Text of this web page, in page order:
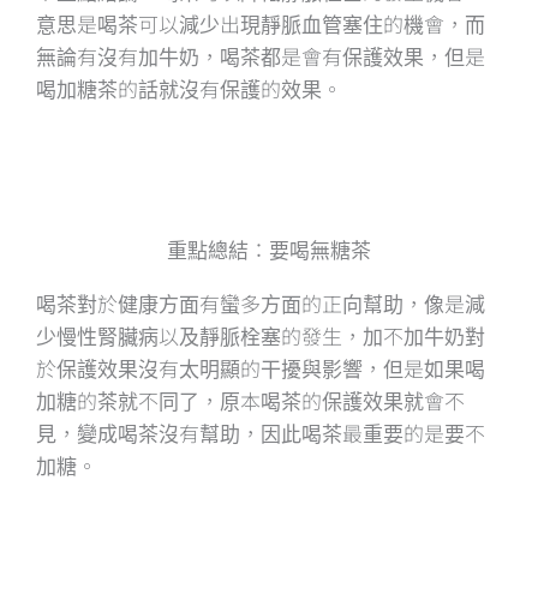
意思是喝茶可以減少出現靜脈血管塞住的機會，而
無論有沒有加牛奶，喝茶都是會有保護效果，但是
喝加糖茶的話就沒有保護的效果。
重點總結：要喝無糖茶
喝茶對於健康方面有蠻多方面的正向幫助，像是減
少慢性腎臟病以及靜脈栓塞的發生，加不加牛奶對
於保護效果沒有太明顯的干擾與影響，但是如果喝
加糖的茶就不同了，原本喝茶的保護效果就會不
見，變成喝茶沒有幫助，因此喝茶最重要的是要不
加糖。